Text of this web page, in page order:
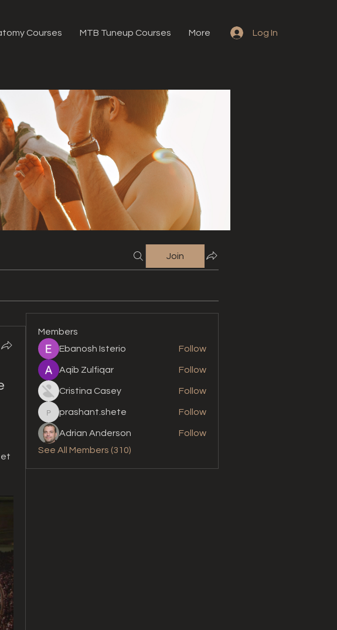
Courses MTB Tuneup Courses More Log In
Join
et
Members
Ebanosh Isterio
Follow
Aqib Zulfiqar Follow
Cristina Casey Follow
prashant.shete
prashant.shete Follow
Adrian Anderson
Follow
See All Members (310)